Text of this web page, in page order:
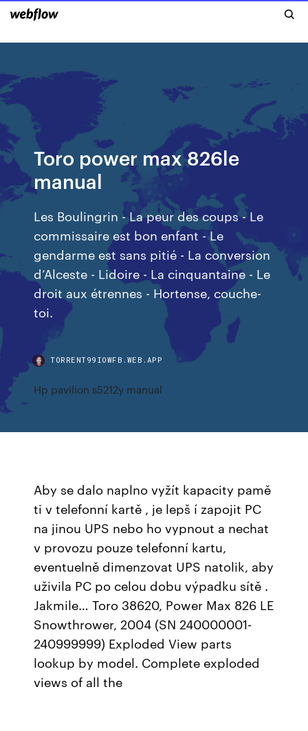
Toro power max 826le
manual
Les Boulingrin - La peur des coups - Le
commissaire est bon enfant - Le
gendarme est sans pitié - La conversion
d’Alceste - Lidoire - La cinquantaine - Le
droit aux étrennes - Hortense, couche-
toi.
TORRENT99IOWFB.WEB.APP
Hp pavilion s5212y manual
Aby se dalo naplno vyžít kapacity pamě
ti v telefonní kartě , je lepš í zapojit PC
na jinou UPS nebo ho vypnout a nechat
v provozu pouze telefonní kartu,
eventuelně dimenzovat UPS natolik, aby
uživila PC po celou dobu výpadku sítě .
Jakmile… Toro 38620, Power Max 826 LE
Snowthrower, 2004 (SN 240000001-
240999999) Exploded View parts
lookup by model. Complete exploded
views of all the